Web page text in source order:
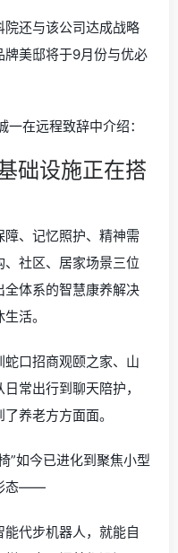
还与该公司达成战略
美邸将于9月份与优必
在远程致辞中介绍：
础设施正在搭
、记忆照护、精神需
社区、居家场景三位
体系的智慧康养解决
活。
口招商观颐之家、山
常出行到聊天陪护，
养老方方面面。
”如今已进化到聚焦小型
态——
代步机器人，就能自